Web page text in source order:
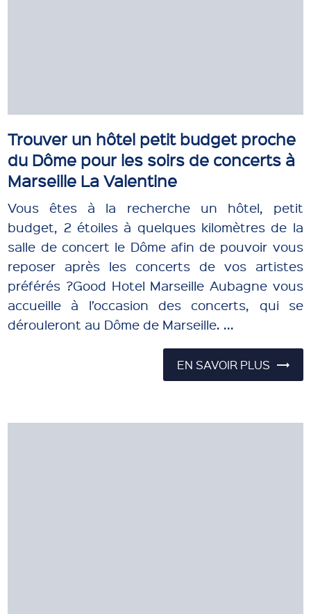
Trouver un hôtel petit budget proche
du Dôme pour les soirs de concerts à
Marseille La Valentine
Vous êtes à la recherche un hôtel, petit
budget, 2 étoiles à quelques kilomètres de la
salle de concert le Dôme afin de pouvoir vous
reposer après les concerts de vos artistes
préférés ?Good Hotel Marseille Aubagne vous
accueille à l’occasion des concerts, qui se
dérouleront au Dôme de Marseille. ...
EN SAVOIR PLUS